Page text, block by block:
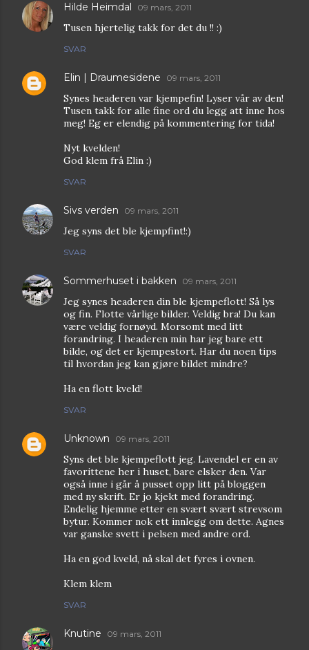
Hilde Heimdal 09 mars, 2011
Tusen hjertelig takk for det du !! :)
SVAR
Elin | Draumesidene 09 mars, 2011
Synes headeren var kjempefin! Lyser vår av den!
Tusen takk for alle fine ord du legg att inne hos
meg! Eg er elendig på kommentering for tida!
Nyt kvelden!
God klem frå Elin :)
SVAR
Sivs verden 09 mars, 2011
Jeg syns det ble kjempfint!:)
SVAR
Sommerhuset i bakken 09 mars, 2011
Jeg synes headeren din ble kjempeflott! Så lys
og fin. Flotte vårlige bilder. Veldig bra! Du kan
være veldig fornøyd. Morsomt med litt
forandring. I headeren min har jeg bare ett
bilde, og det er kjempestort. Har du noen tips
til hvordan jeg kan gjøre bildet mindre?
Ha en flott kveld!
SVAR
Unknown 09 mars, 2011
Syns det ble kjempeflott jeg. Lavendel er en av
favorittene her i huset, bare elsker den. Var
også inne i går å pusset opp litt på bloggen
med ny skrift. Er jo kjekt med forandring.
Endelig hjemme etter en svært svært strevsom
bytur. Kommer nok ett innlegg om dette. Agnes
var ganske svett i pelsen med andre ord.
Ha en god kveld, nå skal det fyres i ovnen.
Klem klem
SVAR
Knutine 09 mars, 2011